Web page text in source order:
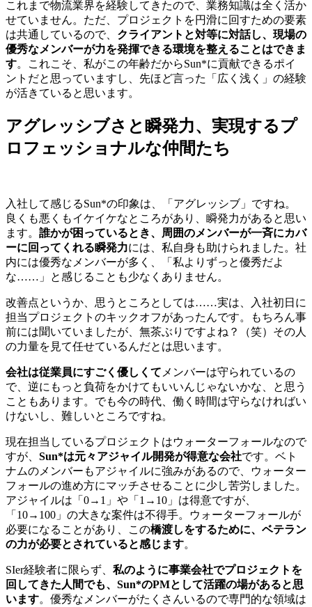
これまで物流業界を経験してきたので、業務知識は全く活か
せていません。ただ、プロジェクトを円滑に回すための要素
は共通しているので、 クライアントと対等に対話し、現場の
優秀なメンバーが力を発揮できる環境を整えることはできま
す。これこそ、私がこの年齢だからSun*に貢献できるポイ
ントだと思っていますし、先ほど言った「広く浅く」の経験
が活きていると思います。
アグレッシブさと瞬発力、実現するプ
ロフェッショナルな仲間たち
入社して感じるSun*の印象は、「アグレッシブ」ですね。
良くも悪くもイケイケなところがあり、瞬発力があると思い
ます。 誰かが困っているとき、周囲のメンバーが一斉にカバ
ーに回ってくれる瞬発力には、私自身も助けられました。社
内には優秀なメンバーが多く、「私よりずっと優秀だよ
な……」と感じることも少なくありません。
改善点というか、思うところとしては……実は、入社初日に
担当プロジェクトのキックオフがあったんです。もちろん事
前には聞いていましたが、無茶ぶりですよね？（笑）その人
の力量を見て任せているんだとは思います。
会社は従業員にすごく優しくて メンバーは守られているの
で、逆にもっと負荷をかけてもいいんじゃないかな、と思う
こともあります。でも今の時代、働く時間は守らなければい
けないし、難しいところですね。
現在担当しているプロジェクトはウォーターフォールなので
すが、 Sun*は元々アジャイル開発が得意な会社です。ベト
ナムのメンバーもアジャイルに強みがあるので、ウォーター
フォールの進め方にマッチさせることに少し苦労しました。
アジャイルは「0→1」や「1→10」は得意ですが、
「10→100」の大きな案件は不得手。ウォーターフォールが
必要になることがあり、この橋渡しをするために、ベテラン
の力が必要とされていると感じます。
SIer経験者に限らず、 私のように事業会社でプロジェクトを
回してきた人間でも、Sun*のPMとして活躍の場があると思
います。優秀なメンバーがたくさんいるので専門的な領域は